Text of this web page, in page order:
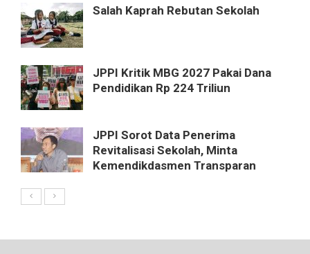
Salah Kaprah Rebutan Sekolah
JPPI Kritik MBG 2027 Pakai Dana
Pendidikan Rp 224 Triliun
JPPI Sorot Data Penerima
Revitalisasi Sekolah, Minta
Kemendikdasmen Transparan